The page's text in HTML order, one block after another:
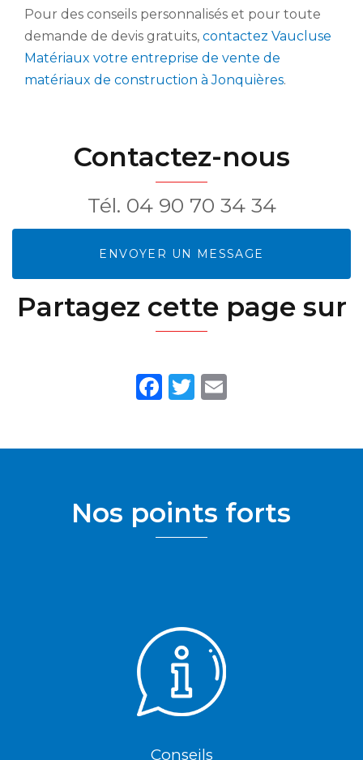
Pour des conseils personnalisés et pour toute
demande de devis gratuits, contactez Vaucluse
Matériaux votre entreprise de vente de
matériaux de construction à Jonquières.
Contactez-nous
Tél. 04 90 70 34 34
ENVOYER UN MESSAGE
Partagez cette page sur
Facebook
Twitter
Nos points forts
Conseils